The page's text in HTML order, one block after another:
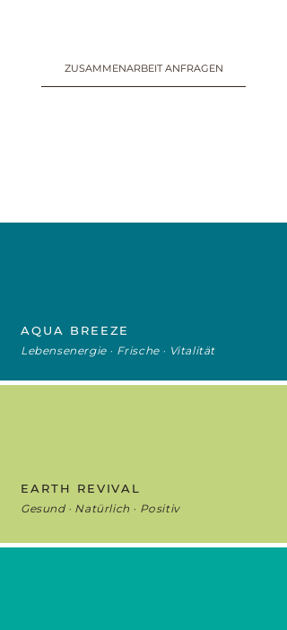
ZUSAMMENARBEIT ANFRAGEN
AQUA BREEZE
Lebensenergie · Frische · Vitalität
EARTH REVIVAL
Gesund · Natürlich · Positiv